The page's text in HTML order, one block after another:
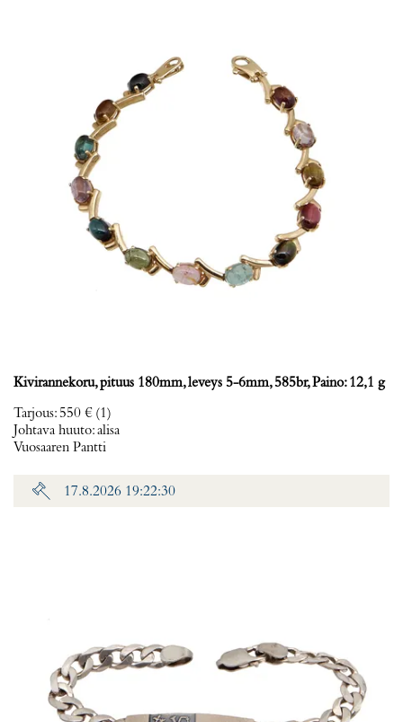
Kivirannekoru, pituus 180mm, leveys 5-6mm, 585br, Paino: 12,1 g
Tarjous: 550 € (1)
Johtava huuto:alisa
Vuosaaren Pantti
17.8.2026 19:22:30